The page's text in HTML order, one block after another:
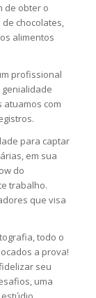
de obter o
chocolates,
alimentos
profissional
atuamos com
para captar
em sua
do
trabalho.
que visa
todo o
a prova!
seu
uma